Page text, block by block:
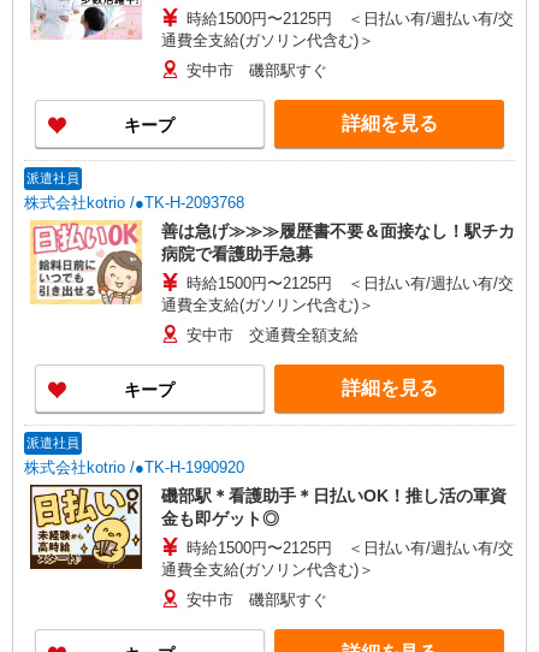
時給1500円〜2125円 ＜日払い有/週払い有/交
通費全支給(ガソリン代含む)＞
安中市 磯部駅すぐ
キープ 詳細を見る
派遣社員
株式会社kotrio /●TK-H-2093768
善は急げ≫≫≫履歴書不要＆面接なし！駅チカ
病院で看護助手急募
時給1500円〜2125円 ＜日払い有/週払い有/交
通費全支給(ガソリン代含む)＞
安中市 交通費全額支給
キープ 詳細を見る
派遣社員
株式会社kotrio /●TK-H-1990920
磯部駅＊看護助手＊日払いOK！推し活の軍資
金も即ゲット◎
時給1500円〜2125円 ＜日払い有/週払い有/交
通費全支給(ガソリン代含む)＞
安中市 磯部駅すぐ